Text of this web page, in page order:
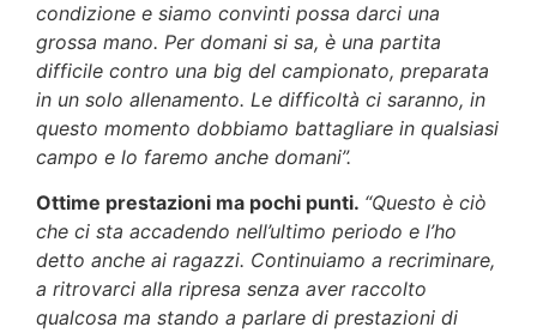
condizione e siamo convinti possa darci una
grossa mano. Per domani si sa, è una partita
difficile contro una big del campionato, preparata
in un solo allenamento. Le difficoltà ci saranno, in
questo momento dobbiamo battagliare in qualsiasi
campo e lo faremo anche domani”.
Ottime prestazioni ma pochi punti. “Questo è ciò
che ci sta accadendo nell’ultimo periodo e l’ho
detto anche ai ragazzi. Continuiamo a recriminare,
a ritrovarci alla ripresa senza aver raccolto
qualcosa ma stando a parlare di prestazioni di